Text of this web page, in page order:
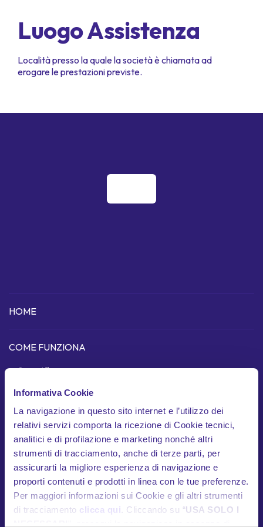
Informativa Cookie
La navigazione in questo sito internet e l’utilizzo dei
relativi servizi comporta la ricezione di Cookie tecnici,
analitici e di profilazione e marketing nonché altri
strumenti di tracciamento, anche di terze parti, per
assicurarti la migliore esperienza di navigazione e
proporti contenuti e prodotti in linea con le tue preferenze.
Per maggiori informazioni sui Cookie e gli altri strumenti
di tracciamento clicca qui . Cliccando su “USA SOLO I
Luogo Assistenza
Località presso la quale la società è chiamata ad
erogare le prestazioni previste.
HOME
COME FUNZIONA
Scopri l'app
Dispositivo telematico
In cosa siamo unici
Garanzie
Documenti contrattuali
HELP
Contatti utili